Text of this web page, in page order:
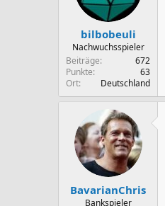
bilbobeuli
Nachwuchsspieler
Beiträge
672
Punkte
63
Ort
Deutschland
BavarianChris
Bankspieler